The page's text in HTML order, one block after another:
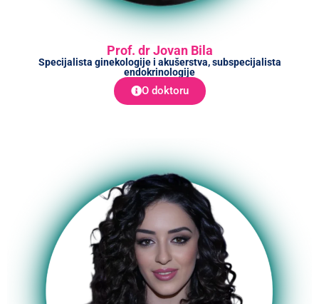
Prof. dr Jovan Bila
Specijalista ginekologije i akušerstva, subspecijalista
endokrinologije
O doktoru